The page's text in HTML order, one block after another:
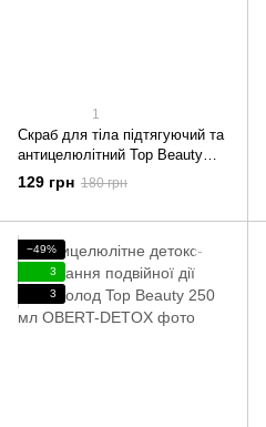
1
Скраб для тіла підтягуючий та
антицелюлітний Top Beauty
Scrub Anti-cellulite М'ята-Лайм-
Імбір 200 г
129 грн 180 грн
−49%
3
3